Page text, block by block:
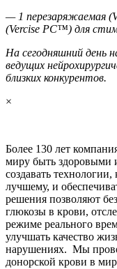
— 1 перезаряжаемая
(Vercise PC™) для
На сегодняшний день
ведущих
близких конкурентов.
×
Более 130 лет
миру быть
создавать
лучшему, и
решения позволяют
глюкозы в крови,
режиме реального
улучшать качество
нарушениях. Мы
донорской крови в